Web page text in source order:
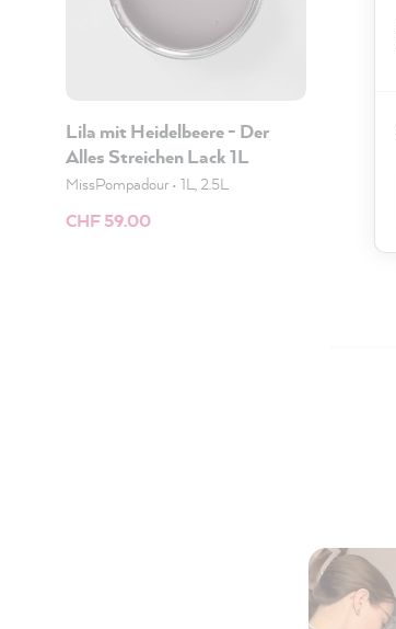
Lila mit Heidelbeere - Der
Alles Streichen Lack 1L
MissPompadour• 1L, 2.5L
CHF 59.00